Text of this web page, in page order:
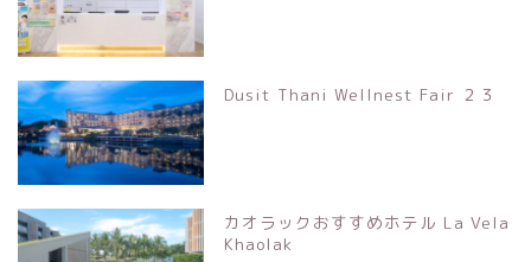
Dusit Thani Wellnest Fair ２３
カオラックおすすめホテル La Vela
Khaolak